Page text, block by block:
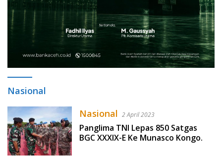
Nasional
Nasional 2 April 2023
Panglima TNI Lepas 850 Satgas
BGC XXXIX-E Ke Munasco Kongo.